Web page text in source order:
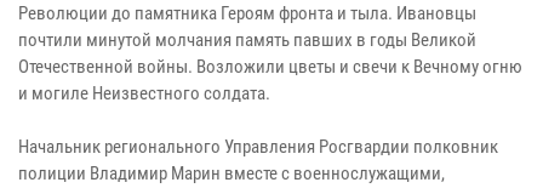
Революции до памятника Героям фронта и тыла. Ивановцы
почтили минутой молчания память павших в годы Великой
Отечественной войны. Возложили цветы и свечи к Вечному огню
и могиле Неизвестного солдата.
Начальник регионального Управления Росгвардии полковник
полиции Владимир Марин вместе с военнослужащими,